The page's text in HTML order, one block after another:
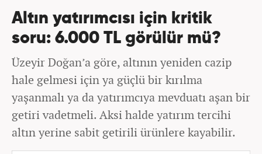
Altın yatırımcısı için kritik
soru: 6.000 TL görülür mü?
Üzeyir Doğan’a göre, altının yeniden cazip
hale gelmesi için ya güçlü bir kırılma
yaşanmalı ya da yatırımcıya mevduatı aşan bir
getiri vadetmeli. Aksi halde yatırım tercihi
altın yerine sabit getirili ürünlere kayabilir.